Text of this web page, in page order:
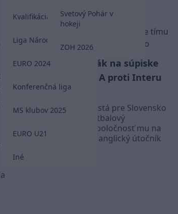
Kvalifikácia MS 2026
Liga Národov
EURO 2024
Konferenčná liga
MS klubov 2025
EURO U21
Iné
Svetový Pohár v
hokeji
ZOH 2026
17-ročný Slovák na súpiske
tímu zo Serie A proti Interu
Miláno
V Taliansku vyrastá pre Slovensko
ďalší nádejný futbalový
reprezentant. Spoločnosť mu na
tréningu robí aj anglický útočník